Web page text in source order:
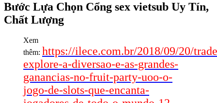
Bước Lựa Chọn Cổng sex vietsub Uy Tín,
Chất Lượng
Xem
thêm: https://ilece.com.br/2018/09/20/
explore-a-diversao-e-as-grandes-
ganancias-no-fruit-party-uoo-o-
jogo-de-slots-que-encanta-